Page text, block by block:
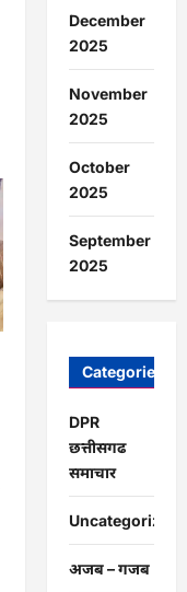
December
2025
November
2025
October
2025
September
2025
Categories
DPR
छत्तीसगढ
समाचार
Uncategorized
अजब – गजब